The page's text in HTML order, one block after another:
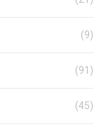
(9)
(91)
(45)